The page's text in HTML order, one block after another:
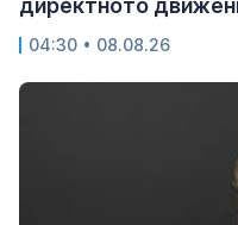
директното
04:30 • 08.08.26